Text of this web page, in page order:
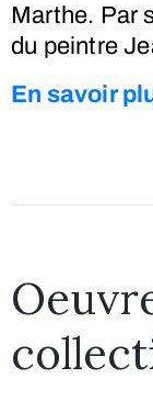
Marthe. Par
du peintre
En savoir